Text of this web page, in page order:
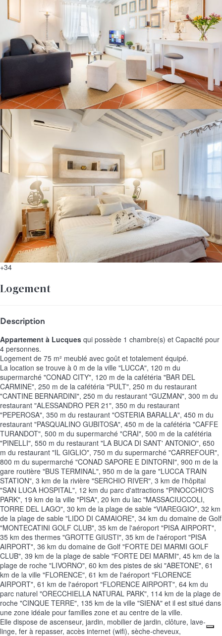
+34
Logement
Description
Appartement à Lucques qui possède 1 chambre(s) et Capacité pour
4 personnes.
Logement de 75 m² meublé avec goût et totalement équipé.
La location se trouve à 0 m de la ville "LUCCA", 120 m du
supermarché "CONAD CITY", 120 m de la cafétéria "BAR DEL
CARMINE", 250 m de la cafétéria "PULT", 250 m du restaurant
"CANTINE BERNARDINI", 250 m du restaurant "GUZMAN", 300 m du
restaurant "ALESSANDRO PER 21", 350 m du restaurant
"PEPEROSA", 350 m du restaurant "OSTERIA BARALLA", 450 m du
restaurant "PASQUALINO GUBITOSA", 450 m de la cafétéria "CAFFE
TURANDOT", 500 m du supermarché "CRAI", 500 m de la cafétéria
"PINELLI", 550 m du restaurant "LA BUCA DI SANT' ANTONIO", 650
m du restaurant "IL GIGLIO", 750 m du supermarché "CARREFOUR",
800 m du supermarché "CONAD SAPORE E DINTORNI", 900 m de la
gare routière "BUS TERMINAL", 950 m de la gare "LUCCA TRAIN
STATION", 3 km de la rivière "SERCHIO RIVER", 3 km de l'hôpital
"SAN LUCA HOSPITAL", 12 km du parc d'attractions "PINOCCHIO'S
PARK", 19 km de la ville "PISA", 20 km du lac "MASSACIUCCOLI,
TORRE DEL LAGO", 30 km de la plage de sable "VIAREGGIO", 32 km
de la plage de sable "LIDO DI CAMAIORE", 34 km du domaine de Golf
"MONTECATINI GOLF CLUB", 35 km de l'aéroport "PISA AIRPORT",
35 km des thermes "GROTTE GIUSTI", 35 km de l'aéroport "PISA
AIRPORT", 36 km du domaine de Golf "FORTE DEI MARMI GOLF
CLUB", 39 km de la plage de sable "FORTE DEI MARMI", 45 km de la
plage de roche "LIVORNO", 60 km des pistes de ski "ABETONE", 61
km de la ville "FLORENCE", 61 km de l'aéroport "FLORENCE
AIRPORT", 61 km de l'aéroport "FLORENCE AIRPORT", 64 km du
parc naturel "ORECCHIELLA NATURAL PARK", 114 km de la plage de
roche "CINQUE TERRE", 135 km de la ville "SIENA" et il est situé dans
une zone idéale pour familles zone et au centre de la ville.
Elle dispose de ascenseur, jardin, mobilier de jardin, clôture, lave-
linge, fer à repasser, accès internet (wifi), sèche-cheveux,